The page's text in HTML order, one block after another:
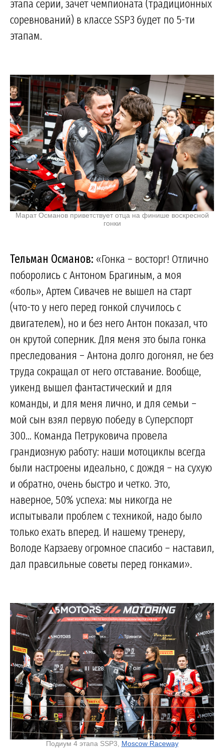
этапа серии, зачет чемпионата (традиционных
соревнований) в классе SSP3 будет по 5-ти
этапам.
Марат Османов приветствует отца на финише воскресной
гонки
Тельман Османов: «Гонка – восторг! Отлично
поборолись с Антоном Брагиным, а моя
«боль», Артем Сивачев не вышел на старт
(что-то у него перед гонкой случилось с
двигателем), но и без него Антон показал, что
он крутой соперник. Для меня это была гонка
преследования – Антона долго догонял, не без
труда сокращал от него отставание. Вообще,
уикенд вышел фантастический и для
команды, и для меня лично, и для семьи –
мой сын взял первую победу в Суперспорт
300… Команда Петруковича провела
грандиозную работу: наши мотоциклы всегда
были настроены идеально, с дождя – на сухую
и обратно, очень быстро и четко. Это,
наверное, 50% успеха: мы никогда не
испытывали проблем с техникой, надо было
только ехать вперед. И нашему тренеру,
Володе Карзаеву огромное спасибо – наставил,
дал правсильные советы перед гонками».
Подиум 4 этапа SSP3, Moscow Raceway